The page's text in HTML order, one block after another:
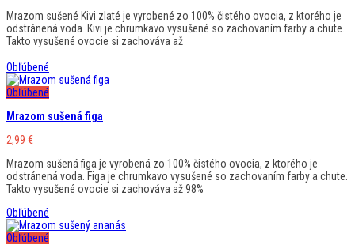
Mrazom sušené Kivi zlaté je vyrobené zo 100% čistého ovocia, z ktorého je
odstránená voda. Kivi je chrumkavo vysušené so zachovaním farby a chute.
Takto vysušené ovocie si zachováva až
Obľúbené
Obľúbené
Mrazom sušená figa
2,99 €
Mrazom sušená figa je vyrobená zo 100% čistého ovocia, z ktorého je
odstránená voda. Figa je chrumkavo vysušené so zachovaním farby a chute.
Takto vysušené ovocie si zachováva až 98%
Obľúbené
Obľúbené